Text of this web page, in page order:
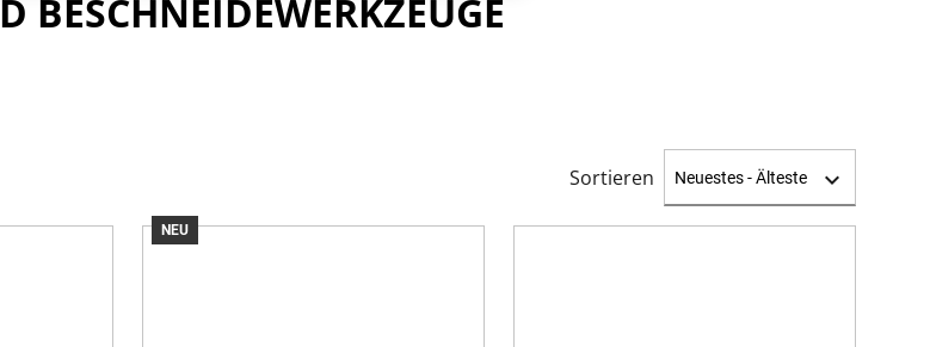
BESCHNEIDEWERKZEUGE
Sortieren
NEU